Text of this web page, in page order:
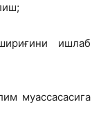
ишлаб
муассасасига